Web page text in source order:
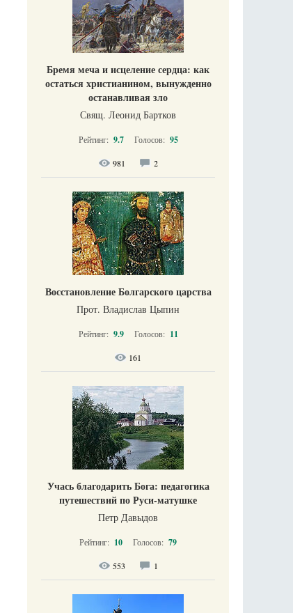
Бремя меча и исцеление сердца: как
остаться христианином, вынужденно
останавливая зло
Свящ. Леонид Бартков
Рейтинг: 9.7 Голосов: 95
981 2
Восстановление Болгарского царства
Прот. Владислав Цыпин
Рейтинг: 9.9 Голосов: 11
161
Учась благодарить Бога: педагогика
путешествий по Руси-матушке
Петр Давыдов
Рейтинг: 10 Голосов: 79
553 1